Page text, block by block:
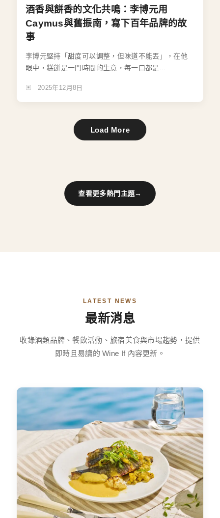
酒香與餅香的文化共鳴：李博元用
Caymus與舊振南，寫下百年品牌的故
事
李博元堅持「甜度可以調整，但味道不能丟」，在他
眼中，糕餅是一門時間的生意，每一口都是...
2025年12月8日
Load More
查看更多熱門主題→
LATEST NEWS
最新消息
收錄酒類品牌、餐飲活動、旅宿美食與市場趨勢，提供
即時且易讀的 Wine If 內容更新。